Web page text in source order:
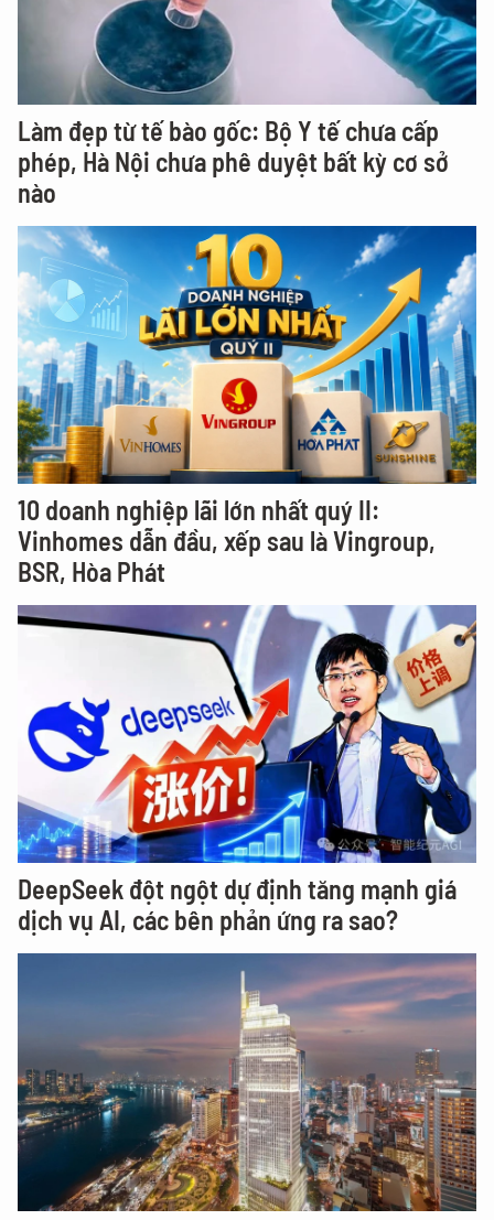
Làm đẹp từ tế bào gốc: Bộ Y tế chưa cấp
phép, Hà Nội chưa phê duyệt bất kỳ cơ sở
nào
10 doanh nghiệp lãi lớn nhất quý II:
Vinhomes dẫn đầu, xếp sau là Vingroup,
BSR, Hòa Phát
DeepSeek đột ngột dự định tăng mạnh giá
dịch vụ AI, các bên phản ứng ra sao?